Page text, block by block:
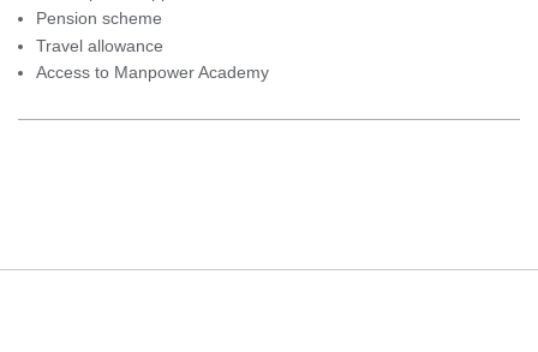
Pension scheme
Travel allowance
Access to Manpower Academy